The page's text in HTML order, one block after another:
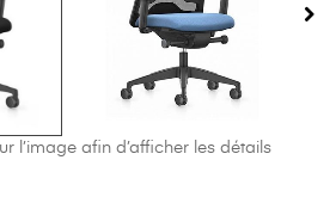
l’image afin d’afficher les détails